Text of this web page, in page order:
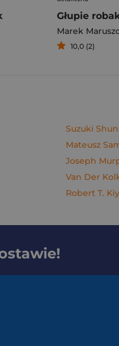
Marek
10,0 (2)
Suzuki
Mateusz
Joseph
Van Der
Robert T.